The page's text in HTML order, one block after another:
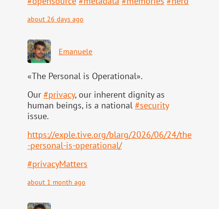
about 26 days ago
Emanuele
«The Personal is Operational».
Our #privacy, our inherent dignity as
human beings, is a national #security
issue.
https://exple.tive.org/blarg/2026/06/24/the
-personal-is-operational/
#privacyMatters
about 1 month ago